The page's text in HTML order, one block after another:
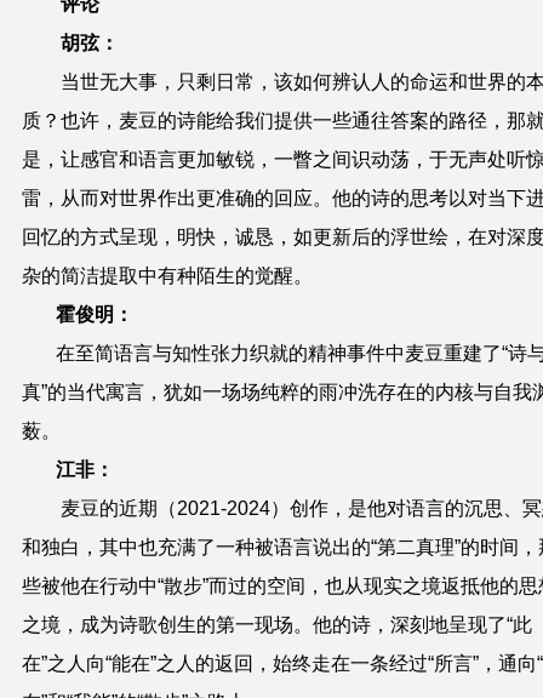
胡弦：
当世无大事，只剩日常，该如何辨认人的命运和世界的
质？也许，麦豆的诗能给我们提供一些通往答案的路径，那
是，让感官和语言更加敏锐，一瞥之间识动荡，于无声处听
雷，从而对世界作出更准确的回应。他的诗的思考以对当下
回忆的方式呈现，明快，诚恳，如更新后的浮世绘，在对深
杂的简洁提取中有种陌生的觉醒。
霍俊明：
在至简语言与知性张力织就的精神事件中麦豆重建了“诗
真”的当代寓言，犹如一场场纯粹的雨冲洗存在的内核与自我
薮。
江非：
麦豆的近期（2021-2024）创作，是他对语言的沉思、
和独白，其中也充满了一种被语言说出的“第二真理”的时间，
些被他在行动中“散步”而过的空间，也从现实之境返抵他的思
之境，成为诗歌创生的第一现场。他的诗，深刻地呈现了“此
在”之人向“能在”之人的返回，始终走在一条经过“所言”，通向